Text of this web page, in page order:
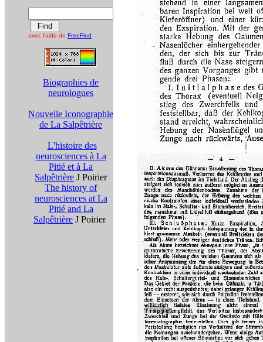
avec l'aide de FreeFind
Biographies de
neurologues
Nouvelle Iconographie
de La Salpêtrière
L'histoire des
neurosciences à La
Pitié et à La
Salpêtrière J Poirier
The history of
neurosciences at La
Pitié and La
Salpêtrière J Poirier